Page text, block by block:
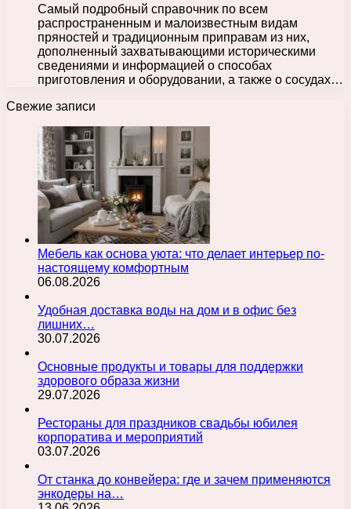
Самый подробный справочник по всем
распространенным и малоизвестным видам
пряностей и традиционным приправам из них,
дополненный захватывающими историческими
сведениями и информацией о способах
приготовления и оборудовании, а также о сосудах…
Свежие записи
Мебель как основа уюта: что делает интерьер по-
настоящему комфортным
06.08.2026
Удобная доставка воды на дом и в офис без
лишних…
30.07.2026
Основные продукты и товары для поддержки
здорового образа жизни
29.07.2026
Рестораны для праздников свадьбы юбилея
корпоратива и мероприятий
03.07.2026
От станка до конвейера: где и зачем применяются
энкодеры на…